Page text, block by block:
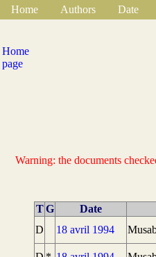
Home Authors Date
Home
page
Warning: the documents
T G Date
D
18 avril 1994